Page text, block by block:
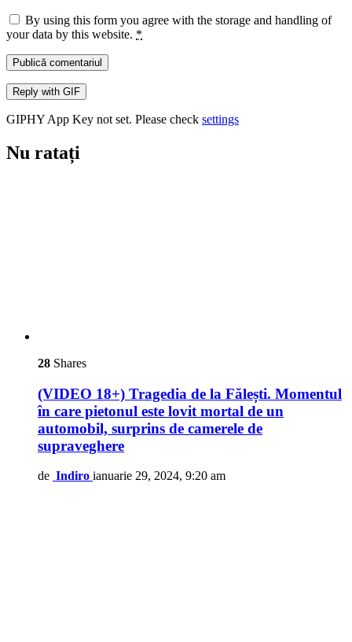
By using this form you agree with the storage and handling of
your data by this website. *
Publică comentariul
Reply with GIF
GIPHY App Key not set. Please check settings
Nu ratați
28 Shares
(VIDEO 18+) Tragedia de la Fălești. Momentul
în care pietonul este lovit mortal de un
automobil, surprins de camerele de
supraveghere
de Indiro ianuarie 29, 2024, 9:20 am